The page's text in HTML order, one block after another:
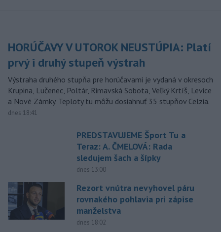
HORÚČAVY V UTOROK NEUSTÚPIA: Platí
prvý i druhý stupeň výstrah
Výstraha druhého stupňa pre horúčavami je vydaná v okresoch
Krupina, Lučenec, Poltár, Rimavská Sobota, Veľký Krtíš, Levice
a Nové Zámky. Teploty tu môžu dosiahnuť 35 stupňov Celzia.
dnes 18:41
PREDSTAVUJEME Šport Tu a
Teraz: A. ČMELOVÁ: Rada
sledujem šach a šípky
dnes 13:00
Rezort vnútra nevyhovel páru
rovnakého pohlavia pri zápise
manželstva
dnes 18:02